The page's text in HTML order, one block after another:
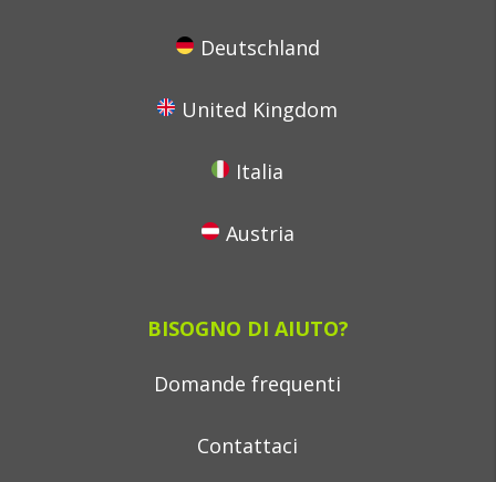
Deutschland
United Kingdom
Italia
Austria
BISOGNO DI AIUTO?
Domande frequenti
Contattaci